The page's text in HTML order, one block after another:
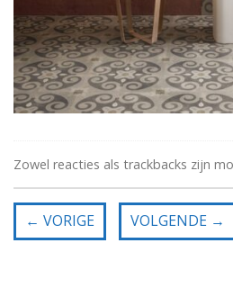
Zowel reacties als trackbacks zijn
← VORIGE VOLGENDE →